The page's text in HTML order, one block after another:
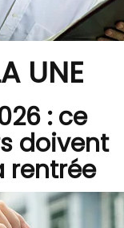
UNE
: ce
doivent
rentrée